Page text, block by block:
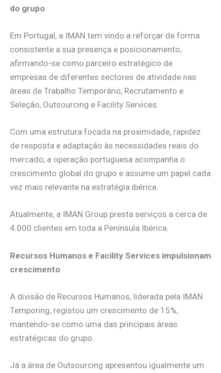
do grupo
Em Portugal, a IMAN tem vindo a reforçar de forma
consistente a sua presença e posicionamento,
afirmando-se como parceiro estratégico de
empresas de diferentes sectores de atividade nas
áreas de Trabalho Temporário, Recrutamento e
Seleção, Outsourcing e Facility Services.
Com uma estrutura focada na proximidade, rapidez
de resposta e adaptação às necessidades reais do
mercado, a operação portuguesa acompanha o
crescimento global do grupo e assume um papel cada
vez mais relevante na estratégia ibérica.
Atualmente, a IMAN Group presta serviços a cerca de
4.000 clientes em toda a Península Ibérica.
Recursos Humanos e Facility Services impulsionam
crescimento
A divisão de Recursos Humanos, liderada pela IMAN
Temporing, registou um crescimento de 15%,
mantendo-se como uma das principais áreas
estratégicas do grupo.
Já a área de Outsourcing apresentou igualmente um